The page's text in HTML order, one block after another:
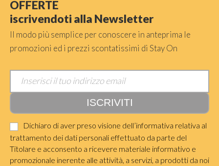
OFFERTE
iscrivendoti alla Newsletter
Il modo più semplice per conoscere in anteprima le
promozioni ed i prezzi scontatissimi di Stay On
Dichiaro di aver preso visione dell’informativa relativa al
trattamento dei dati personali effettuato da parte del
Titolare e acconsento a ricevere materiale informativo e
promozionale inerente alle attività, a servizi, a prodotti da noi